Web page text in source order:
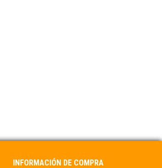
INFORMACIÓN DE COMPRA